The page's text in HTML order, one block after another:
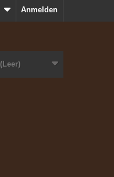
Anmelden
(Leer)